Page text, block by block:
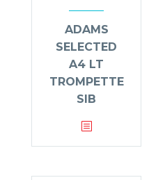
ADAMS
SELECTED
A4 LT
TROMPETTE
SIB